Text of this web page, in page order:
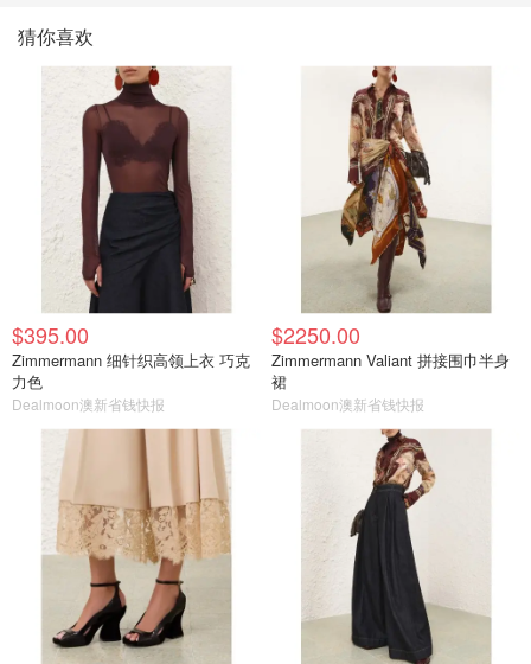
猜你喜欢
$395.00
Zimmermann 细针织高领上衣 巧克
力色
Dealmoon澳新省钱快报
$2250.00
Zimmermann Valiant 拼接围巾半身
裙
Dealmoon澳新省钱快报